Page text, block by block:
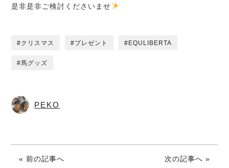
是非是非ご検討くださいませ
クリスマス プレゼント EQULIBERTA
馬グッズ
PEKO
« 前の記事へ 次の記事へ »